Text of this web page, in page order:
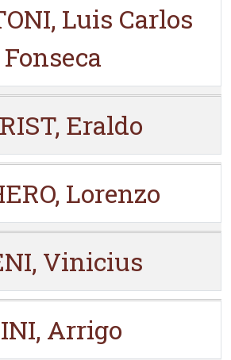
Luis Carlos
Fonseca
Eraldo
Lorenzo
Vinicius
Arrigo